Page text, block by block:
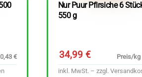
€
Nur Puur Pfirsiche 6
550 g
34,99€
Preis/kg
inkl. MwSt. – zzgl.